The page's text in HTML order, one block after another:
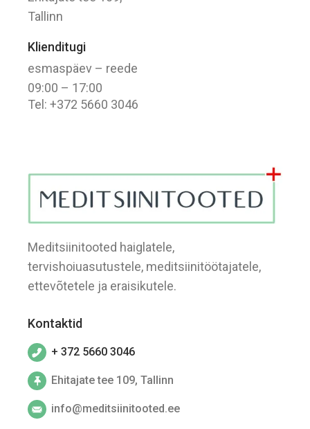
Meditsiinitooted haiglatele,
tervishoiuasutustele, meditsiinitöötajatele,
ettevõtetele ja eraisikutele.
Kontaktid
+ 372 5660 3046
Ehitajate tee 109, Tallinn
info@meditsiinitooted.ee
Tallinn
Klienditugi
esmaspäev – reede
09:00 – 17:00
Tel: +372 5660 3046